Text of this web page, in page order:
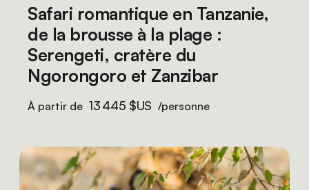
Safari romantique en Tanzanie,
de la brousse à la plage :
Serengeti, cratère du
Ngorongoro et Zanzibar
À partir de 13 445 $US /personne